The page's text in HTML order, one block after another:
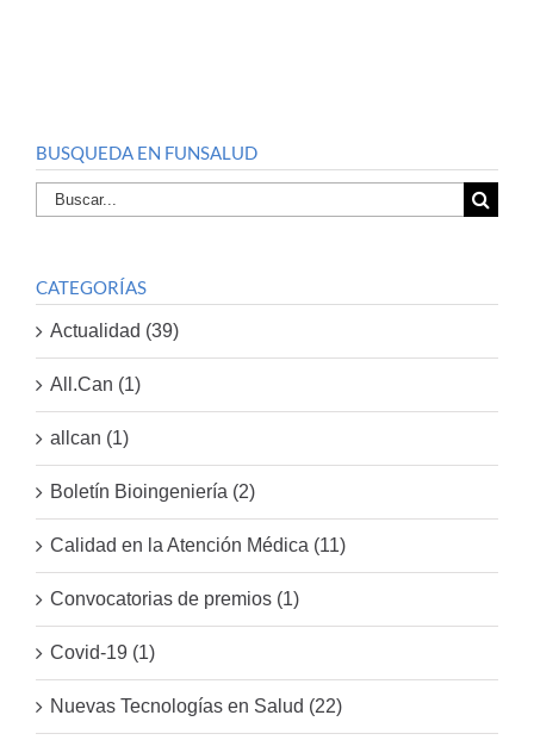
BUSQUEDA EN FUNSALUD
Buscar
por:
CATEGORÍAS
Actualidad (39)
All.Can (1)
allcan (1)
Boletín Bioingeniería (2)
Calidad en la Atención Médica (11)
Convocatorias de premios (1)
Covid-19 (1)
Nuevas Tecnologías en Salud (22)